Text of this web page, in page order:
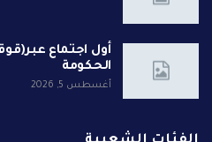
أول اجتماع
الحكومة
أغسطس 5, 2026